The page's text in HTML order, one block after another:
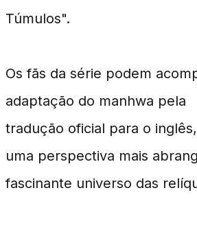
Túmulos".
Os fãs da série podem
adaptação do manhwa pela
tradução oficial para o
uma perspectiva mais
fascinante universo das